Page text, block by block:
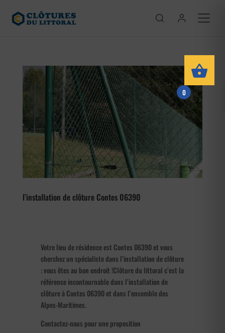
l’installation de clôture Contes 06390
Votre lieu de résidence est Contes 06390 et vous
cherchez un spécialiste dans l’installation de clôture
: vous êtes au bon endroit !Clôture du littoral c’est la
référence incontournable dans l’installation de
clôture à Contes 06390 et dans l’ensemble des
Alpes-Maritimes.
Contactez-nous pour une proposition
0